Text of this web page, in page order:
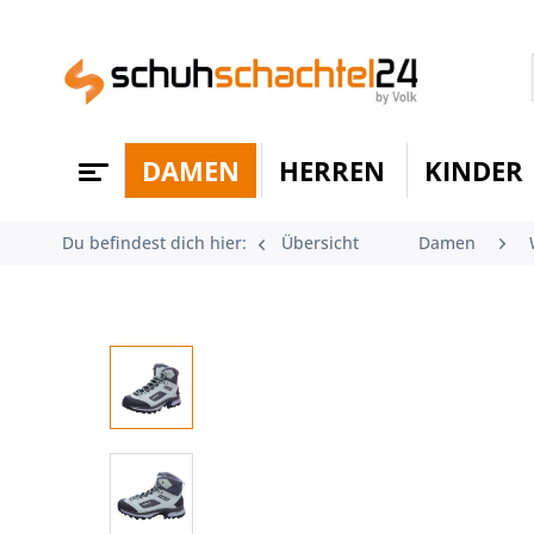
DAMEN HERREN KINDER
Du befindest dich hier: Übersicht Damen